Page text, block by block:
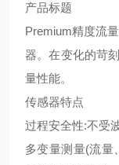
产品标题
Premium精度流
器。在变化的苛
量性能。
传感器特点
过程安全性:不受
多变量测量(流量